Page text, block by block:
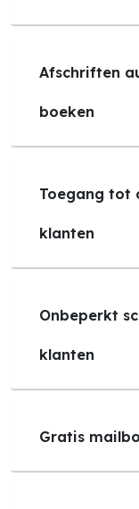
Afschriften
boeken
Toegang tot
klanten
Onbeperkt
klanten
Gratis